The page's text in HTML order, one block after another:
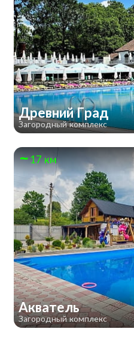
Древний Град
Загородный комплекс
17 км
Акватель
Загородный комплекс